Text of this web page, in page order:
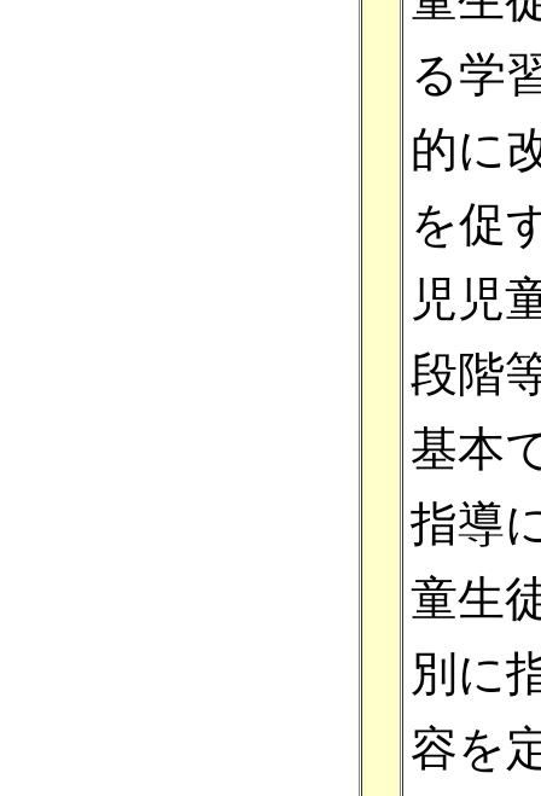
る学
的に
を促
児児
段階
基本
指導
童生
別に
容を